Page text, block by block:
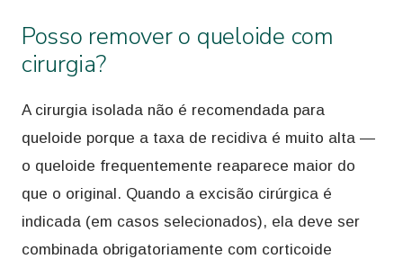
Posso remover o queloide com
cirurgia?
A cirurgia isolada não é recomendada para
queloide porque a taxa de recidiva é muito alta —
o queloide frequentemente reaparece maior do
que o original. Quando a excisão cirúrgica é
indicada (em casos selecionados), ela deve ser
combinada obrigatoriamente com corticoide